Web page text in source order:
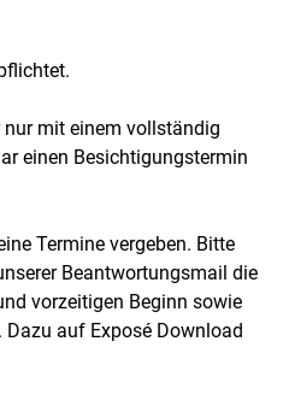
nur mit einem vollständig
einen Besichtigungstermin
Termine vergeben. Bitte
Beantwortungsmail die
vorzeitigen Beginn sowie
auf Exposé Download